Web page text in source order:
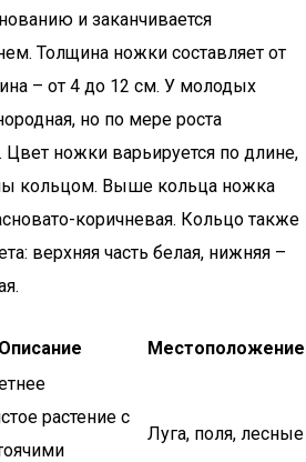
и заканчивается
Толщина ножки составляет от
– от 4 до 12 см. У молодых
но по мере роста
Цвет ножки варьируется по длине,
кольцом. Выше кольца ножка
коричневая. Кольцо также
верхняя часть белая, нижняя –
Описание Местоположение
растение с
Луга, поля, лесные